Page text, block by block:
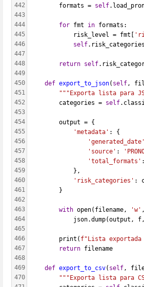
442
443
444
445
446
447
448
449
450
451
452
453
454
455
456
457
458
459
460
461
462
463
464
465
466
467
468
469
470
        formats =
self
for fmt in formats:
            risk_level = fmt[
self
return self
def export_to_json( self,
"""Exporta lista para
        categories =
self
        output = {
'metadata' : {
'generated_date'
'source' :
'total_formats'
            },
'risk_categories' :
        }
with open(filename, 'w'
json.dump(output,
        print(
f"Lista exportada
return filename
def export_to_csv( self,
"""Exporta lista para